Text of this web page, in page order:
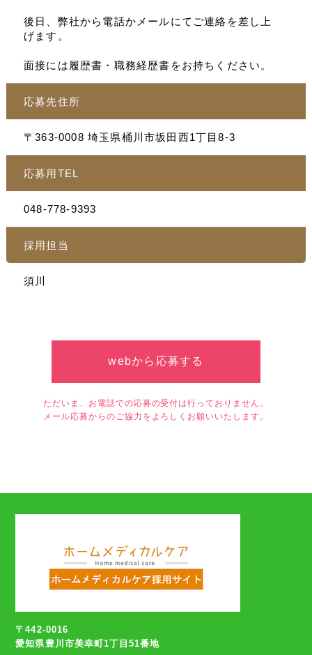
後日、弊社から電話かメールにてご連絡を差し上
げます。
面接には履歴書・職務経歴書をお持ちください。
応募先住所
〒363-0008 埼玉県桶川市坂田西1丁目8-3
応募用TEL
048-778-9393
採用担当
須川
webから応募する
ただいま、お電話での応募の受付は行っておりません。
メール応募からのご協力をよろしくお願いいたします。
〒442-0016
愛知県豊川市美幸町1丁目51番地